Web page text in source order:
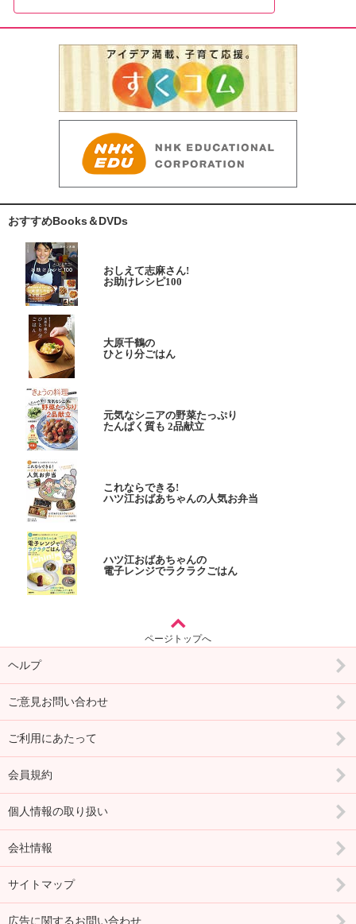
おすすめBooks＆DVDs
おしえて志麻さん!
お助けレシピ100
大原千鶴の
ひとり分ごはん
元気なシニアの野菜たっぷり
たんぱく質も 2品献立
これならできる!
ハツ江おばあちゃんの人気お弁当
ハツ江おばあちゃんの
電子レンジでラクラクごはん
ページトップへ
ヘルプ
ご意見お問い合わせ
ご利用にあたって
会員規約
個人情報の取り扱い
会社情報
サイトマップ
広告に関するお問い合わせ